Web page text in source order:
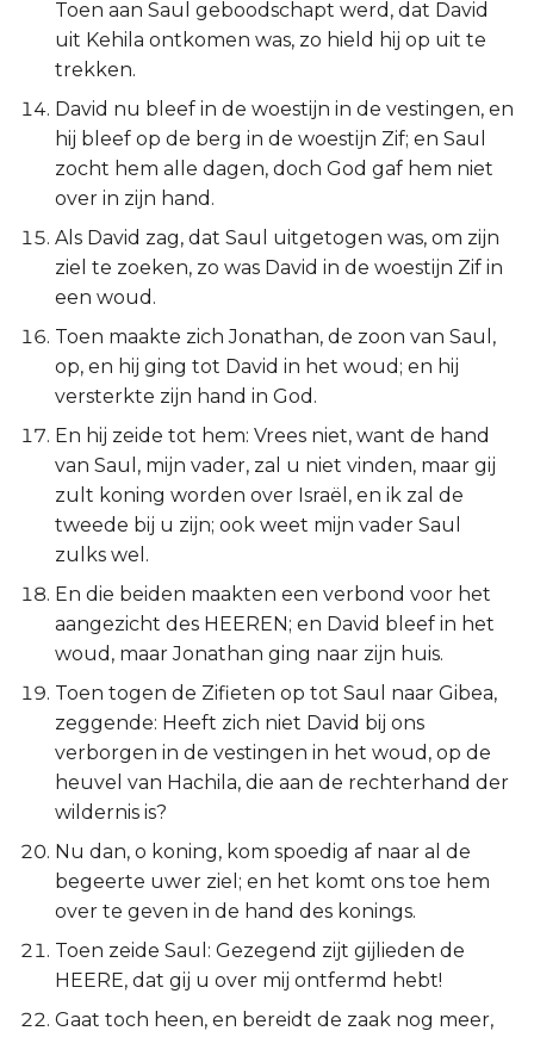
Toen aan Saul geboodschapt werd, dat David
uit Kehila ontkomen was, zo hield hij op uit te
trekken.
David nu bleef in de woestijn in de vestingen, en
hij bleef op de berg in de woestijn Zif; en Saul
zocht hem alle dagen, doch God gaf hem niet
over in zijn hand.
Als David zag, dat Saul uitgetogen was, om zijn
ziel te zoeken, zo was David in de woestijn Zif in
een woud.
Toen maakte zich Jonathan, de zoon van Saul,
op, en hij ging tot David in het woud; en hij
versterkte zijn hand in God.
En hij zeide tot hem: Vrees niet, want de hand
van Saul, mijn vader, zal u niet vinden, maar gij
zult koning worden over Israël, en ik zal de
tweede bij u zijn; ook weet mijn vader Saul
zulks wel.
En die beiden maakten een verbond voor het
aangezicht des HEEREN; en David bleef in het
woud, maar Jonathan ging naar zijn huis.
Toen togen de Zifieten op tot Saul naar Gibea,
zeggende: Heeft zich niet David bij ons
verborgen in de vestingen in het woud, op de
heuvel van Hachila, die aan de rechterhand der
wildernis is?
Nu dan, o koning, kom spoedig af naar al de
begeerte uwer ziel; en het komt ons toe hem
over te geven in de hand des konings.
Toen zeide Saul: Gezegend zijt gijlieden de
HEERE, dat gij u over mij ontfermd hebt!
Gaat toch heen, en bereidt de zaak nog meer,